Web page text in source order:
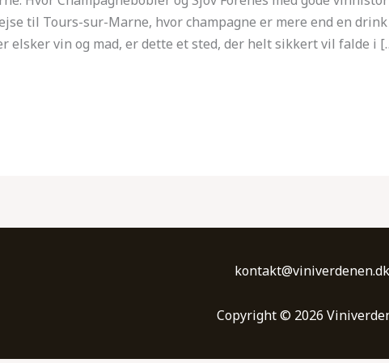
til Tours-sur-Marne, hvor champagne er mere end en
elsker vin og mad, er dette et sted, der helt sikkert vil falde i
kontakt@viniverdenen.dk
Copyright © 2026